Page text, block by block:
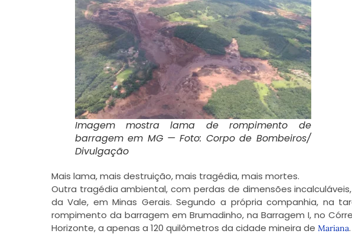
Imagem mostra lama de rompimento de
barragem em MG — Foto: Corpo de Bombeiros/
Divulgação
Mais lama, mais destruição, mais tragédia, mais mortes.
Outra tragédia ambiental, com perdas de dimensões
da Vale, em Minas Gerais. Segundo a própria companhia, na
rompimento da barragem em Brumadinho, na Barragem I, no
Horizonte, a apenas a 120 quilômetros da cidade mineira de Mariana.